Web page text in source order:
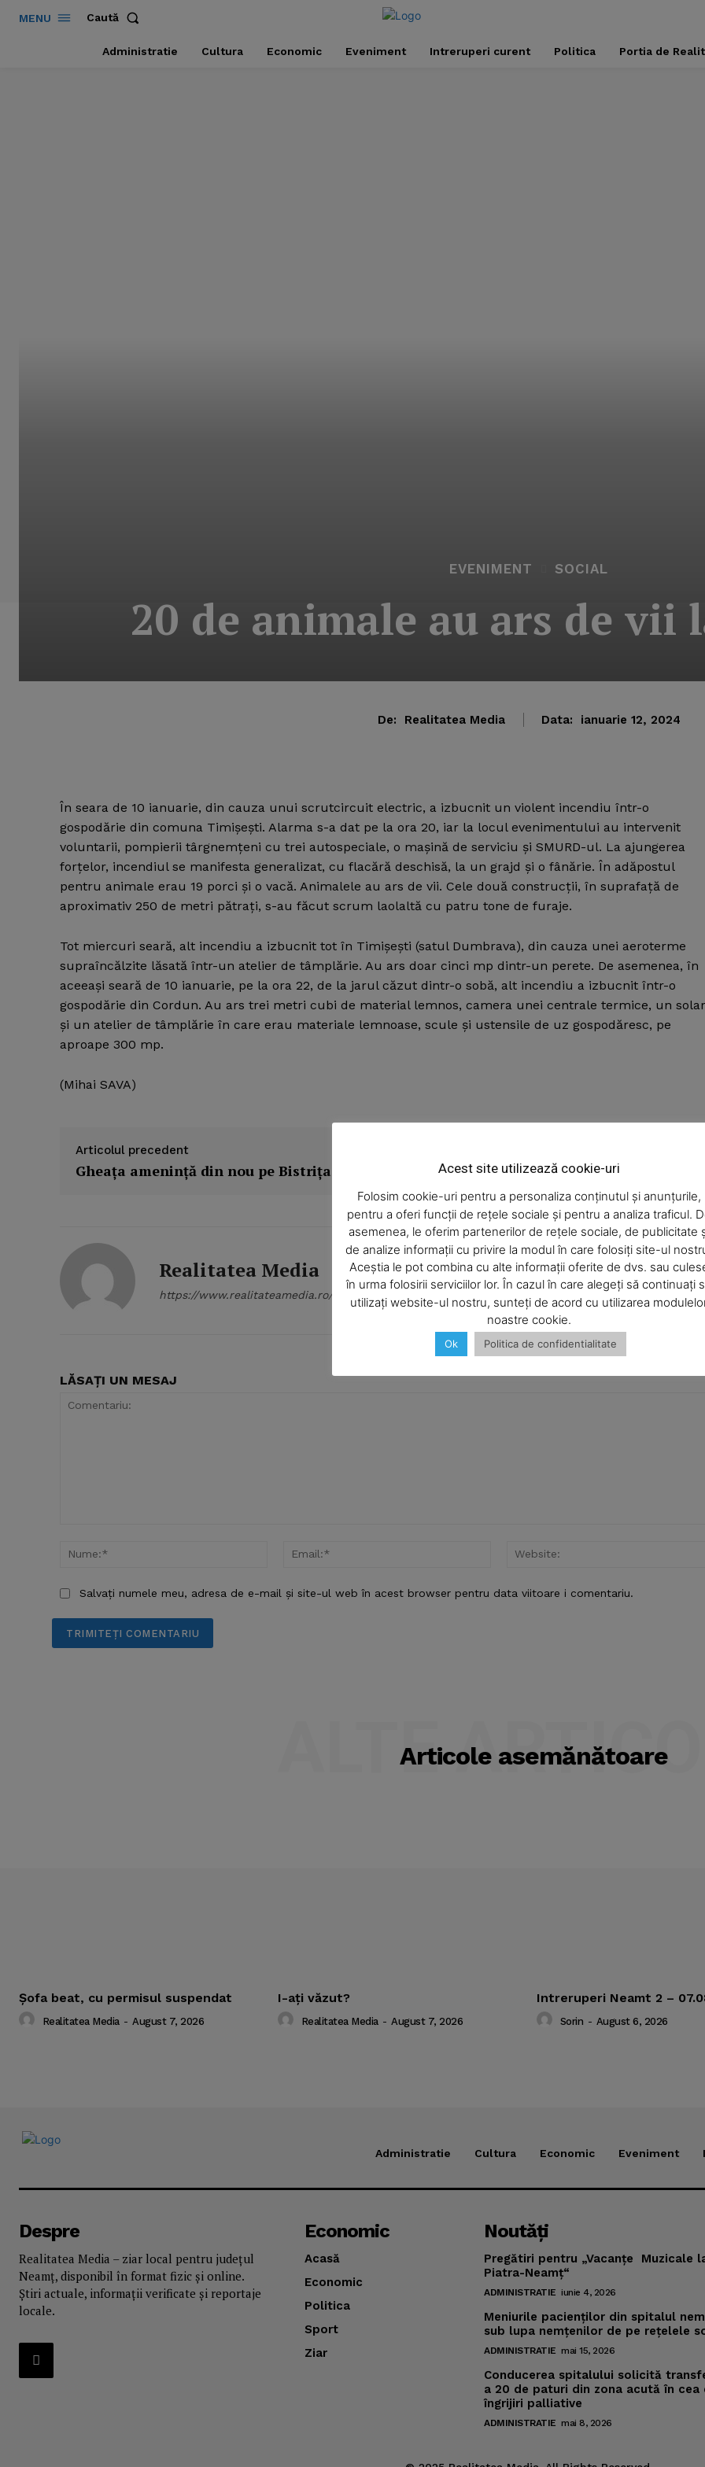
MENU Caută
Administratie Cultura Economic Eveniment Intreruperi curent Politica Portia de
EVENIMENT SOCIAL
20 de animale au ars de vii
De: Realitatea Media Data: ianuarie 12, 2024
În seara de 10 ianuarie, din cauza unui scrutcircuit electric, a izbucnit un violent incendiu într-o
gospodărie din comuna Timişeşti. Alarma s-a dat pe la ora 20, iar la locul evenimentului au intervenit
voluntarii, pompierii târgnemţeni cu trei autospeciale, o maşină de serviciu şi SMURD-ul. La ajungerea
forţelor, incendiul se manifesta generalizat, cu flacără deschisă, la un grajd şi o fânărie. În adăpostul
pentru animale erau 19 porci şi o vacă. Animalele au ars de vii. Cele două construcţii, în suprafaţă de
aproximativ 250 de metri pătraţi, s-au făcut scrum laolaltă cu patru tone de furaje.
Tot miercuri seară, alt incendiu a izbucnit tot în Timişeşti (satul Dumbrava), din cauza unei aeroterme
supraîncălzite lăsată într-un atelier de tâmplărie. Au ars doar cinci mp dintr-un perete. De asemenea, în
aceeaşi seară de 10 ianuarie, pe la ora 22, de la jarul căzut dintr-o sobă, alt incendiu a izbucnit într-o
gospodărie din Cordun. Au ars trei metri cubi de material lemnos, camera unei centrale termice, un solar
şi un atelier de tâmplărie în care erau materiale lemnoase, scule şi ustensile de uz gospodăresc, pe
aproape 300 mp.
(Mihai SAVA)
Articolul precedent
Gheaţa ameninţă din nou pe Bistriţa Intreruperi Neamt 12.01.2024
Realitatea Media
https://www.realitateamedia.ro/
LĂSAȚI UN MESAJ
Nume:*
Email:*
Salvați numele meu, adresa de e-mail și site-ul web în acest browser pentru data viitoare i comentariu.
Articole asemănătoare
ALTE
Şofa beat, cu permisul suspendat
Realitatea Media - August 7, 2026
I-aţi văzut?
Realitatea Media - August 7, 2026
Intreruperi Neamt 2 –
Sorin - August 6, 2026
Administratie Cultura Economic Eveniment
Despre
Realitatea Media – ziar local pentru județul
Neamț, disponibil în format fizic și online.
Știri actuale, informații verificate și reportaje
locale.
Economic
Acasă
Economic
Politica
Sport
Ziar
Noutăţi
Pregătiri pentru „Vacanţe Muzicale
Piatra-Neamţ“
ADMINISTRATIE iunie 4, 2026
Meniurile pacienţilor din spitalul
sub lupa nemţenilor de pe reţelele
ADMINISTRATIE mai 15, 2026
Conducerea spitalului solicită
a 20 de paturi din zona acută în cea
îngrijiri palliative
ADMINISTRATIE mai 8, 2026
Acest site utilizează cookie-uri
Folosim cookie-uri pentru a personaliza conținutul și anunțurile,
pentru a oferi funcții de rețele sociale și pentru a analiza traficul.
asemenea, le oferim partenerilor de rețele sociale, de publicitate
de analize informații cu privire la modul în care folosiți site-ul
Aceștia le pot combina cu alte informații oferite de dvs. sau
în urma folosirii serviciilor lor. În cazul în care alegeți să continuați
utilizați website-ul nostru, sunteți de acord cu utilizarea
noastre cookie.
Ok Politica de confidentialitate